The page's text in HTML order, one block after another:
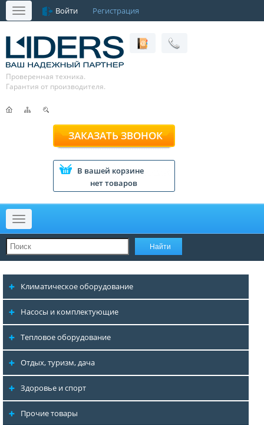
Меню Войти Регистрация
Проверенная техника.
Гарантия от производителя.
ЗАКАЗАТЬ ЗВОНОК
В вашей корзине
нет товаров
Меню
Климатическое оборудование
Насосы и комплектующие
Тепловое оборудование
Отдых, туризм, дача
Здоровье и спорт
Прочие товары